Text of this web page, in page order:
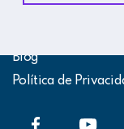
Destaques
Blog
Política de